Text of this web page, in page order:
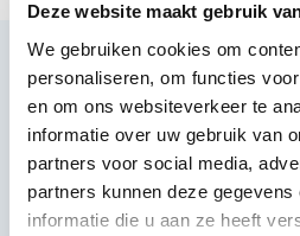
Deze website maakt gebruik
We gebruiken cookies om
personaliseren, om functies
en om ons websiteverkeer te
informatie over uw gebruik van
partners voor social media,
partners kunnen deze
informatie die u aan ze heeft
Productbeschrijving
~~https://cdn.webshopapp.com/
safety1.jpg